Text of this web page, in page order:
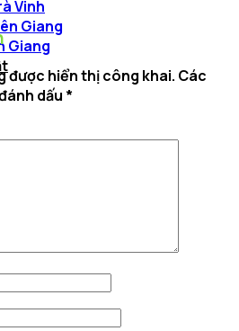
Vinh
Giang
Giang
được hiển thị công khai. Các
dấu *